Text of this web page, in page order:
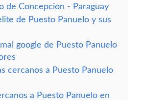
de Concepcion - Paraguay
de Puesto Panuelo y sus
google de Puesto Panuelo
cercanos a Puesto Panuelo
a Puesto Panuelo en